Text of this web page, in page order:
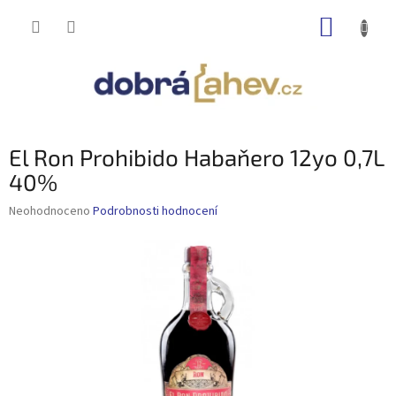
El Ron Prohibido Habaňero 12yo 0,7L
40%
Průměrné
Neohodnoceno Podrobnosti hodnocení